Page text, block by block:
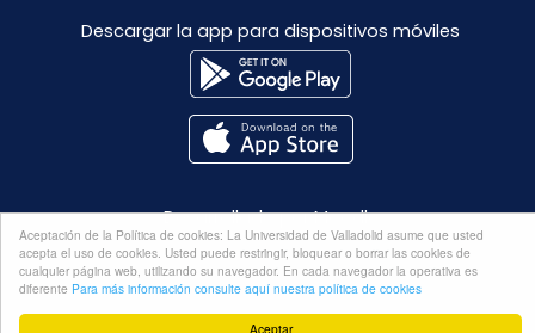
Aceptar
Aceptación de la Política de cookies: La Universidad de Valladolid asume que usted
acepta el uso de cookies. Usted puede restringir, bloquear o borrar las cookies de
cualquier página web, utilizando su navegador. En cada navegador la operativa es
diferente Para más información consulte aquí nuestra política de cookies
Descargar la app para dispositivos móviles
Desarrollado porMoodle